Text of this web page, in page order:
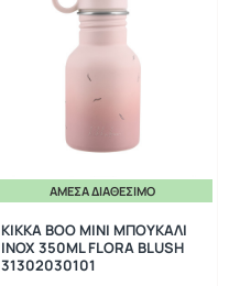
ΆΜΕΣΑ ΔΙΑΘΈΣΙΜΟ
KIKKA BOO MINI ΜΠΟΥΚΑΛΙ
INOX 350ML FLORA BLUSH
31302030101